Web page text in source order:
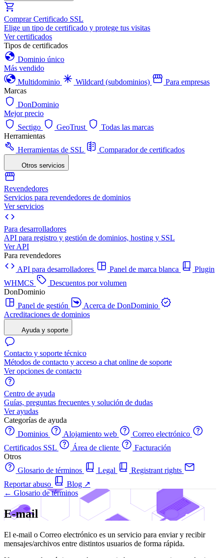
Comprar Certificado SSL
Elige un tipo de certificado y protege tus visitas
Ver certificados
Tipos de certificados
Dominio único
Más vendido
Multidominio
Wildcard (subdominios)
Para empresas
Marcas
DonDominio
Mejor precio
Sectigo
GeoTrust
Todas las marcas
Herramientas
Herramientas de SSL
Comparador de certificados
Otros servicios
Revendedores
Servicios para revendedores de dominios
Ver servicios
Para desarrolladores
API para registro y gestión de dominios, hosting y SSL
Ver API
Para revendedores
API para desarrolladores
Panel de marca blanca
Plugin
WHMCS
Descuentos por volumen
DonDominio
Panel de gestión
Acerca de DonDominio
Acreditaciones de dominios
Ayuda y soporte
Contacto y soporte técnico
Métodos de contacto y acceso a chat online de soporte
Ver opciones de contacto
Centro de ayuda
Guías, preguntas frecuentes y solución de dudas
Ver ayudas
Categorías de ayuda
Dominios
Alojamiento web
Correo electrónico
Certificados SSL
Área de cliente
Facturación
Otros
Glosario de términos
Legal
Registrant rights
Reportar abuso
Blog ↗
← Glosario de términos
E-mail
El e-mail o Correo electrónico es un servicio para enviar y recibir
mensajes/archivos entre distintos usuarios de forma rápida.